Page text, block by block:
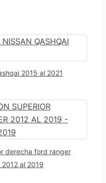
2015 al 2021
derecha ford ranger
al 2019